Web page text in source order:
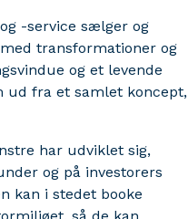
-service sælger og
transformationer og
og et levende
ud fra et samlet koncept,
har udviklet sig,
og på investorers
kan i stedet booke